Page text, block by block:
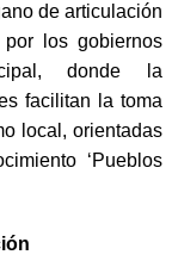
de articulación
por los gobiernos
donde la
facilitan la toma
local, orientadas
‘Pueblos